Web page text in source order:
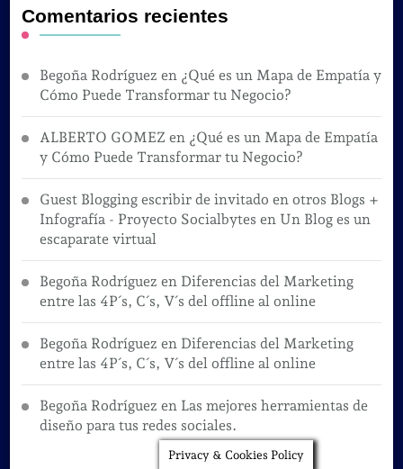
Comentarios recientes
Begoña Rodríguez en ¿Qué es un Mapa de Empatía y
Cómo Puede Transformar tu Negocio?
ALBERTO GOMEZ en ¿Qué es un Mapa de Empatía
y Cómo Puede Transformar tu Negocio?
Guest Blogging escribir de invitado en otros Blogs +
Infografía - Proyecto Socialbytes en Un Blog es un
escaparate virtual
Begoña Rodríguez en Diferencias del Marketing
entre las 4P´s, C´s, V´s del offline al online
Begoña Rodríguez en Diferencias del Marketing
entre las 4P´s, C´s, V´s del offline al online
Begoña Rodríguez en Las mejores herramientas de
diseño para tus redes sociales.
Privacy & Cookies Policy